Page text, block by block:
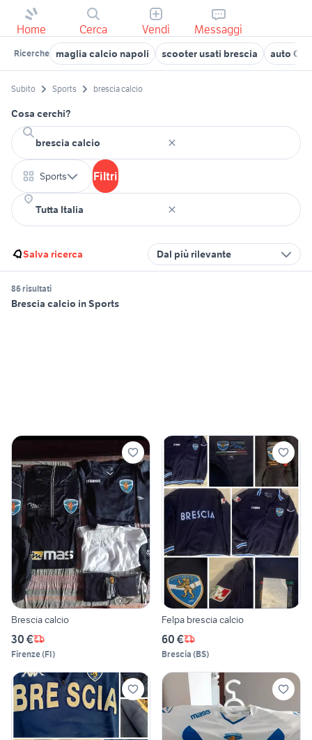
Home Cerca Vendi Messaggi
Ricerche maglia calcio napoli scooter usati brescia auto
Subito Sports brescia calcio
Cosa cerchi?
Sports Filtri
Salva ricerca Dal più rilevante
86 risultati
Brescia calcio in Sports
Brescia calcio
30 €
Firenze(FI)
Felpa brescia calcio
60 €
Brescia (BS)